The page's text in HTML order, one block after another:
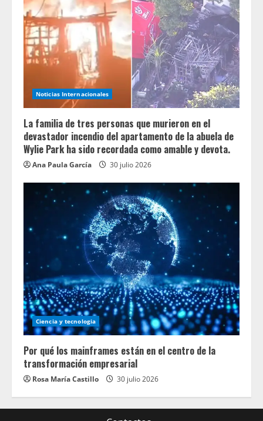
Noticias Internacionales
La familia de tres personas que murieron en el
devastador incendio del apartamento de la abuela de
Wylie Park ha sido recordada como amable y devota.
Ana Paula García 30 julio 2026
Ciencia y tecnologia
Por qué los mainframes están en el centro de la
transformación empresarial
Rosa María Castillo 30 julio 2026